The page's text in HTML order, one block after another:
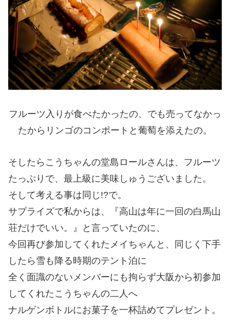
フルーツ入りが食べたかったの、でも売ってなかっ
たからリンゴのコンポートと葡萄を添えたの。
そしたらこうちゃんの堂島ロールさんは、フルーツ
たっぷりで、最上級に美味しゅうございました。
そして考える事は同じ!?で。
サプライズで私からは、『高山は年に一回の白馬山
荘だけでいい。』と言っていたのに、
今回再び参加してくれたメイちゃんと、同じく下手
したら雪も降る時期のテント泊に
全く面識のないメンバーにも拘らず大阪から初参加
してくれたこうちゃんの二人へ
ナルゲンボトルにお菓子を一杯詰めてプレゼント。